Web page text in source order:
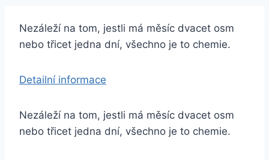
Nezáleží na tom, jestli má měsíc dvacet osm
nebo třicet jedna dní, všechno je to chemie.
Detailní informace
Nezáleží na tom, jestli má měsíc dvacet osm
nebo třicet jedna dní, všechno je to chemie.